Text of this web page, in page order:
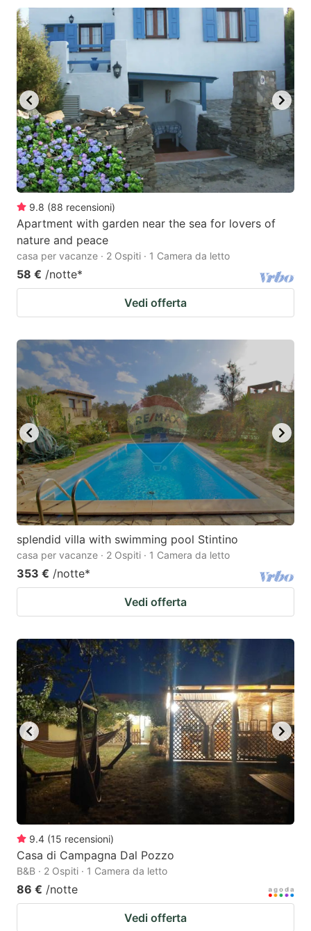
9.8 (88 recensioni)
Apartment with garden near the sea for lovers of
nature and peace
casa per vacanze · 2 Ospiti · 1 Camera da letto
58 € /notte*
Vedi offerta
splendid villa with swimming pool Stintino
casa per vacanze · 2 Ospiti · 1 Camera da letto
353 € /notte*
Vedi offerta
9.4 (15 recensioni)
Casa di Campagna Dal Pozzo
B&B · 2 Ospiti · 1 Camera da letto
86 € /notte
Vedi offerta